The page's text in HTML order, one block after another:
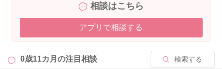
ル状のウンチが見られ、この場合には、腸管出血が疑われるの
で、早急な受診が必要です。ですが、他にお子さんのご様子が
お変わりなく、元気に過ごせているようであれば、あまりご心
に出るようであれば、ウンチのついたおむつを持って、小児科
でご相談くださいね。お子さんの場合には、数日は症状が続く
相談はこちら
アプリで相談する
0歳11カ月の注目相談 検索する